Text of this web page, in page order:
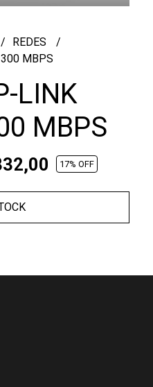
REDES
MBPS
LINK
MBPS
17% OFF